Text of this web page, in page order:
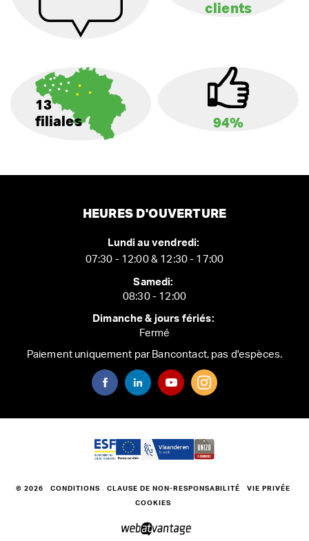
clients
13
filiales
94%
HEURES D'OUVERTURE
Lundi au vendredi:
07:30 - 12:00 & 12:30 - 17:00
Samedi:
08:30 - 12:00
Dimanche & jours fériés:
Fermé
Paiement uniquement par Bancontact, pas d'espèces.
© 2026 CONDITIONS CLAUSE DE NON-RESPONSABILITÉ VIE PRIVÉE
COOKIES